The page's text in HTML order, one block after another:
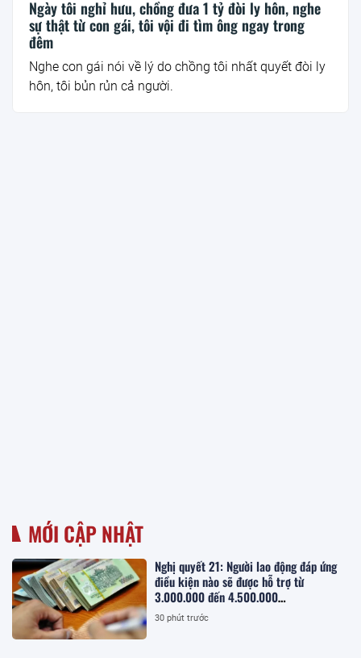
Ngày tôi nghỉ hưu, chồng đưa 1 tỷ đòi ly hôn, nghe
sự thật từ con gái, tôi vội đi tìm ông ngay trong
đêm
Nghe con gái nói về lý do chồng tôi nhất quyết đòi ly
hôn, tôi bủn rủn cả người.
MỚI CẬP NHẬT
Nghị quyết 21: Người lao động đáp ứng
điều kiện nào sẽ được hỗ trợ từ
3.000.000 đến 4.500.000
đồng/người/tháng tiền thuê nhà?
30 phút trước